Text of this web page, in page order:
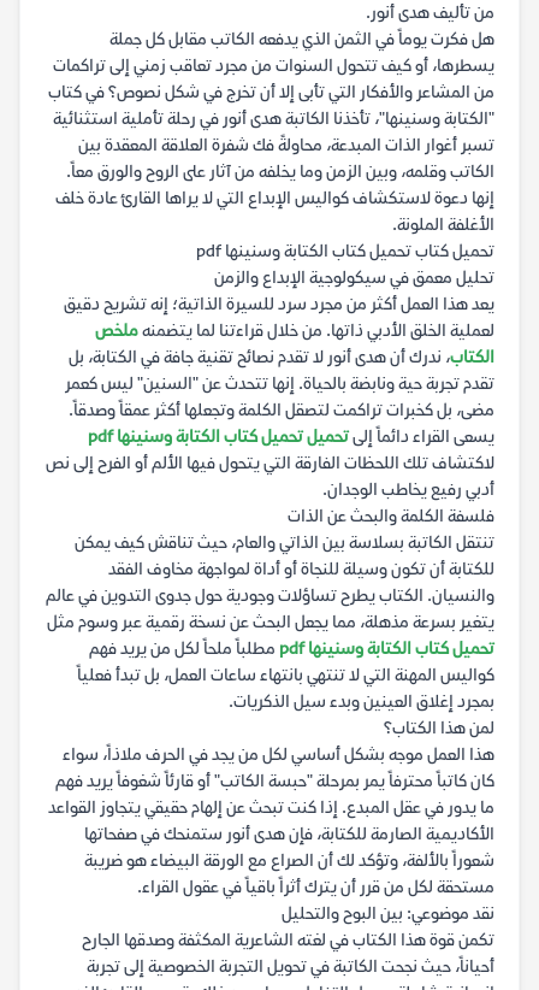
من تأليف هدى أنور.
هل فكرت يوماً في الثمن الذي يدفعه الكاتب مقابل كل جملة
يسطرها، أو كيف تتحول السنوات من مجرد تعاقب زمني إلى تراكمات
من المشاعر والأفكار التي تأبى إلا أن تخرج في شكل نصوص؟ في كتاب
"الكتابة وسنينها"، تأخذنا الكاتبة هدى أنور في رحلة تأملية استثنائية
تسبر أغوار الذات المبدعة، محاولةً فك شفرة العلاقة المعقدة بين
الكاتب وقلمه، وبين الزمن وما يخلفه من آثار على الروح والورق معاً.
إنها دعوة لاستكشاف كواليس الإبداع التي لا يراها القارئ عادة خلف
الأغلفة الملونة.
تحميل كتاب تحميل كتاب الكتابة وسنينها pdf
تحليل معمق في سيكولوجية الإبداع والزمن
يعد هذا العمل أكثر من مجرد سرد للسيرة الذاتية؛ إنه تشريح دقيق
لعملية الخلق الأدبي ذاتها. من خلال قراءتنا لما يتضمنهملخص
الكتاب، ندرك أن هدى أنور لا تقدم نصائح تقنية جافة في الكتابة، بل
تقدم تجربة حية ونابضة بالحياة. إنها تتحدث عن "السنين" ليس كعمر
مضى، بل كخبرات تراكمت لتصقل الكلمة وتجعلها أكثر عمقاً وصدقاً.
يسعى القراء دائماً إلىتحميل تحميل كتاب الكتابة وسنينها pdf
لاكتشاف تلك اللحظات الفارقة التي يتحول فيها الألم أو الفرح إلى نص
أدبي رفيع يخاطب الوجدان.
فلسفة الكلمة والبحث عن الذات
تنتقل الكاتبة بسلاسة بين الذاتي والعام، حيث تناقش كيف يمكن
للكتابة أن تكون وسيلة للنجاة أو أداة لمواجهة مخاوف الفقد
والنسيان. الكتاب يطرح تساؤلات وجودية حول جدوى التدوين في عالم
يتغير بسرعة مذهلة، مما يجعل البحث عن نسخة رقمية عبر وسوم مثل
تحميل كتاب الكتابة وسنينها pdf
مطلباً ملحاً لكل من يريد فهم
كواليس المهنة التي لا تنتهي بانتهاء ساعات العمل، بل تبدأ فعلياً
بمجرد إغلاق العينين وبدء سيل الذكريات.
لمن هذا الكتاب؟
هذا العمل موجه بشكل أساسي لكل من يجد في الحرف ملاذاً، سواء
كان كاتباً محترفاً يمر بمرحلة "حبسة الكاتب" أو قارئاً شغوفاً يريد فهم
ما يدور في عقل المبدع. إذا كنت تبحث عن إلهام حقيقي يتجاوز القواعد
الأكاديمية الصارمة للكتابة، فإن هدى أنور ستمنحك في صفحاتها
شعوراً بالألفة، وتؤكد لك أن الصراع مع الورقة البيضاء هو ضريبة
مستحقة لكل من قرر أن يترك أثراً باقياً في عقول القراء.
نقد موضوعي: بين البوح والتحليل
تكمن قوة هذا الكتاب في لغته الشاعرية المكثفة وصدقها الجارح
أحياناً، حيث نجحت الكاتبة في تحويل التجربة الخصوصية إلى تجربة